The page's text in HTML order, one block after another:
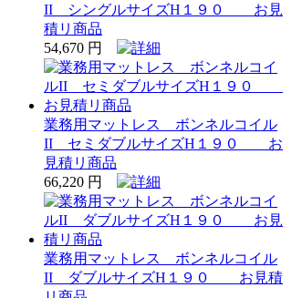
II シングルサイズH１９０ お見
積リ商品
54,670 円
業務用マットレス ボンネルコイル
II セミダブルサイズH１９０ お
見積リ商品
66,220 円
業務用マットレス ボンネルコイル
II ダブルサイズH１９０ お見積